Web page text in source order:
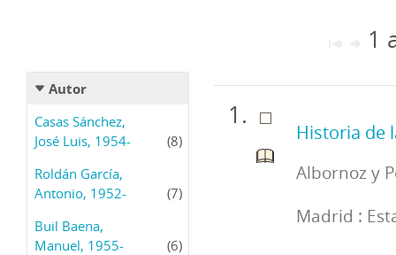
Autor
Casas Sánchez,
José Luis, 1954-
(8)
Roldán García,
Antonio, 1952-
(7)
Buil Baena,
Manuel, 1955-
(6)
1
Historia de
Albornoz y
Madrid :